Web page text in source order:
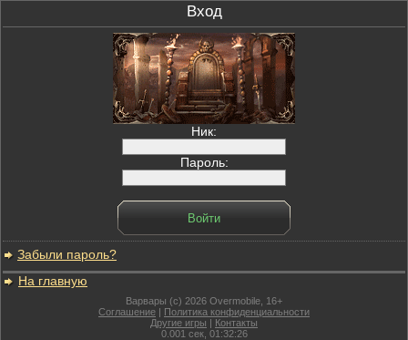
Вход
Ник:
Пароль:
Забыли пароль?
На главную
Варвары (c) 2026 Overmobile, 16+
Соглашение | Политика конфиденциальности
Другие игры | Контакты
0.001 сек, 01:32:26